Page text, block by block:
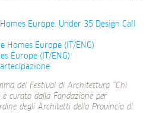
Europe. Under 35 Design Call
Homes Europe (IT/ENG)
Europe (IT/ENG)
del Festival di Architettura “Chi
e curato dalla Fondazione per
degli Architetti della Provincia di